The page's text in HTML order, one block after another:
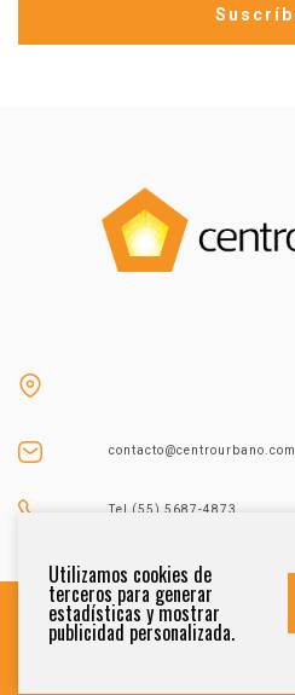
contacto@centrourbano.com
Tel (55) 5687-4873
Utilizamos cookies de
terceros para generar
estadísticas y mostrar
publicidad personalizada.